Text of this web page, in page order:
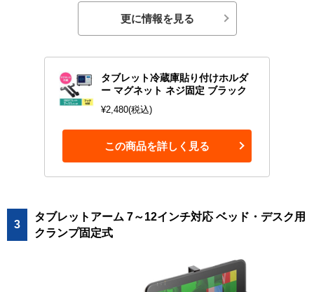
更に情報を見る
タブレット冷蔵庫貼り付けホルダ
ー マグネット ネジ固定 ブラック
¥2,480(税込)
この商品を詳しく見る
3
タブレットアーム 7～12インチ対応 ベッド・デスク用
クランプ固定式